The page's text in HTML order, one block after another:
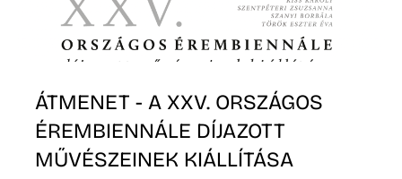
ÁTMENET - A XXV. ORSZÁGOS
ÉREMBIENNÁLE DÍJAZOTT
MŰVÉSZEINEK KIÁLLÍTÁSA